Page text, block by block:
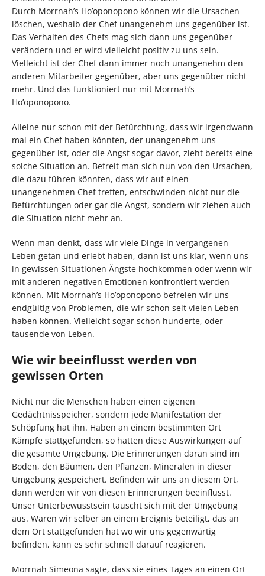
Durch Morrnah’s Ho’oponopono können wir die Ursachen
löschen, weshalb der Chef unangenehm uns gegenüber ist.
Das Verhalten des Chefs mag sich dann uns gegenüber
verändern und er wird vielleicht positiv zu uns sein.
Vielleicht ist der Chef dann immer noch unangenehm den
anderen Mitarbeiter gegenüber, aber uns gegenüber nicht
mehr. Und das funktioniert nur mit Morrnah’s
Ho’oponopono.
Alleine nur schon mit der Befürchtung, dass wir irgendwann
mal ein Chef haben könnten, der unangenehm uns
gegenüber ist, oder die Angst sogar davor, zieht bereits eine
solche Situation an. Befreit man sich nun von den Ursachen,
die dazu führen könnten, dass wir auf einen
unangenehmen Chef treffen, entschwinden nicht nur die
Befürchtungen oder gar die Angst, sondern wir ziehen auch
die Situation nicht mehr an.
Wenn man denkt, dass wir viele Dinge in vergangenen
Leben getan und erlebt haben, dann ist uns klar, wenn uns
in gewissen Situationen Ängste hochkommen oder wenn wir
mit anderen negativen Emotionen konfrontiert werden
können. Mit Morrnah’s Ho’oponopono befreien wir uns
endgültig von Problemen, die wir schon seit vielen Leben
haben können. Vielleicht sogar schon hunderte, oder
tausende von Leben.
Wie wir beeinflusst werden von
gewissen Orten
Nicht nur die Menschen haben einen eigenen
Gedächtnisspeicher, sondern jede Manifestation der
Schöpfung hat ihn. Haben an einem bestimmten Ort
Kämpfe stattgefunden, so hatten diese Auswirkungen auf
die gesamte Umgebung. Die Erinnerungen daran sind im
Boden, den Bäumen, den Pflanzen, Mineralen in dieser
Umgebung gespeichert. Befinden wir uns an diesem Ort,
dann werden wir von diesen Erinnerungen beeinflusst.
Unser Unterbewusstsein tauscht sich mit der Umgebung
aus. Waren wir selber an einem Ereignis beteiligt, das an
dem Ort stattgefunden hat wo wir uns gegenwärtig
befinden, kann es sehr schnell darauf reagieren.
Morrnah Simeona sagte, dass sie eines Tages an einen Ort